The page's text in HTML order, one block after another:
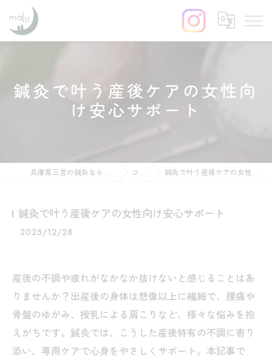
鍼灸で叶う産後ケアの女性向
け安心サポート
兵庫県三宮の鍼灸ならはりきゅう maLu コラム 鍼灸で叶う産後ケアの女性向け安心サポート
鍼灸で叶う産後ケアの女性向け安心サポート
2025/12/28
産後の不調や疲れがなかなか抜けないと感じることはあ
りませんか？出産後の身体は想像以上に繊細で、腰痛や
骨盤のゆがみ、授乳による肩こりなど、様々な悩みを抱
えがちです。鍼灸では、こうした産後特有の不調に寄り
添い、専用ケアで心身をやさしくサポート。本記事で